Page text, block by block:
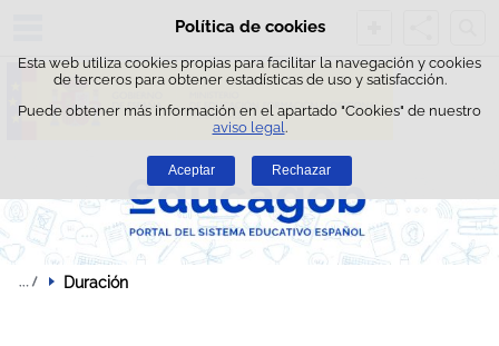
Política de cookies
Esta web utiliza cookies propias para facilitar la navegación y cookies
de terceros para obtener estadísticas de uso y satisfacción.
Puede obtener más información en el apartado "Cookies" de nuestro
aviso legal .
Aceptar Rechazar
Saltar al contenido
Duración